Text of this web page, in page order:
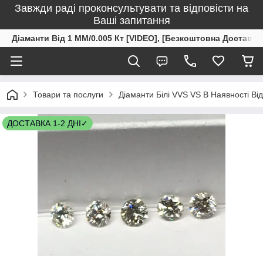
Завжди раді проконсультувати та відповісти на
Ваші запитання
Діаманти Від 1 ММ/0.005 Кт [VIDEO], [Безкоштовна
Товари та послуги Діаманти Білі VVS VS В Наявності
ДОСТАВКА 1-2 ДНІ✓